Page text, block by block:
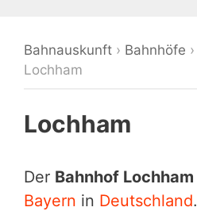
Bahnauskunft › Bahnhöfe ›
Lochham
Lochham
Der Bahnhof Lochham
Bayern in Deutschland.